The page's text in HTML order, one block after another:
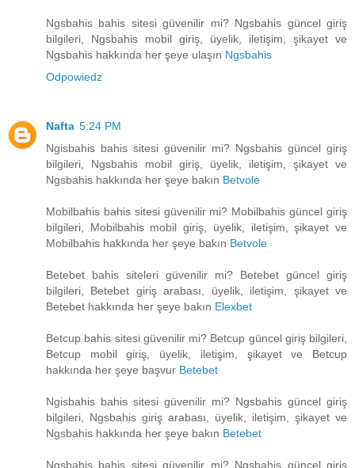
Ngsbahis bahis sitesi güvenilir mi? Ngsbahis güncel giriş
bilgileri, Ngsbahis mobil giriş, üyelik, iletişim, şikayet ve
Ngsbahis hakkında her şeye ulaşın Ngsbahis
Odpowiedz
Nafta 5:24 PM
Ngisbahis bahis sitesi güvenilir mi? Ngsbahis güncel giriş
bilgileri, Ngsbahis mobil giriş, üyelik, iletişim, şikayet ve
Ngsbahis hakkında her şeye bakın Betvole
Mobilbahis bahis sitesi güvenilir mi? Mobilbahis güncel giriş
bilgileri, Mobilbahis mobil giriş, üyelik, iletişim, şikayet ve
Mobilbahis hakkında her şeye bakın Betvole
Betebet bahis siteleri güvenilir mi? Betebet güncel giriş
bilgileri, Betebet giriş arabası, üyelik, iletişim, şikayet ve
Betebet hakkında her şeye bakın Elexbet
Betcup bahis sitesi güvenilir mi? Betcup güncel giriş bilgileri,
Betcup mobil giriş, üyelik, iletişim, şikayet ve Betcup
hakkında her şeye başvur Betebet
Ngisbahis bahis sitesi güvenilir mi? Ngsbahis güncel giriş
bilgileri, Ngsbahis giriş arabası, üyelik, iletişim, şikayet ve
Ngsbahis hakkında her şeye bakın Betebet
Ngsbahis bahis sitesi güvenilir mi? Ngsbahis güncel giriş